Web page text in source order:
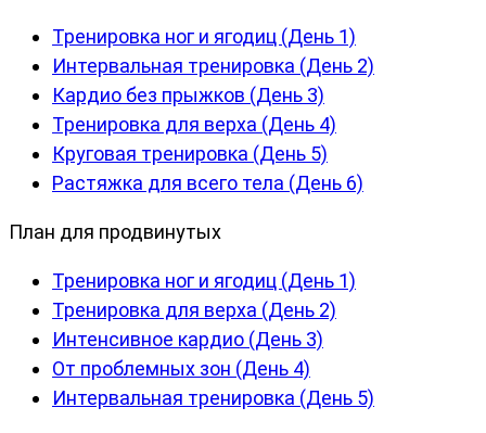
Тренировка ног и ягодиц (День 1)
Интервальная тренировка (День 2)
Кардио без прыжков (День 3)
Тренировка для верха (День 4)
Круговая тренировка (День 5)
Растяжка для всего тела (День 6)
План для продвинутых
Тренировка ног и ягодиц (День 1)
Тренировка для верха (День 2)
Интенсивное кардио (День 3)
От проблемных зон (День 4)
Интервальная тренировка (День 5)